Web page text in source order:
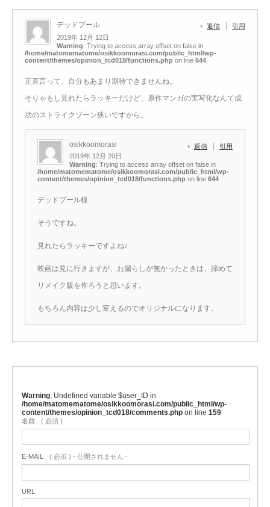
デッドプール
2019年 12月 12日
Warning: Trying to access array offset on false in
/home/matomematome/osikkoomorasi.com/public_html/wp-
content/themes/opinion_tcd018/functions.php on line 644
返信 引用
正直言って、自分もあまり期待できませんね。
そりゃもし見れたらラッキーだけど、原作マンガの実写化なんて成
功のストライクゾーン狭いですから。
osikkoomorasi
2019年 12月 20日
Warning: Trying to access array offset on false in
/home/matomematome/osikkoomorasi.com/public_html/wp-
content/themes/opinion_tcd018/functions.php on line 644
返信 引用
デッドプール様
そうですね。
見れたらラッキーですよね♪
映画は見に行きますが、お漏らしが無かったときは、諦めて
リメイク版を作ろうと思います。
もちろん内容は少し変えるのでオリジナルになります。
Warning : Undefined variable $user_ID in
/home/matomematome/osikkoomorasi.com/public_html/wp-
content/themes/opinion_tcd018/comments.php on line 159
名前 ( 必須 )
E-MAIL ( 必須 ) - 公開されません -
URL